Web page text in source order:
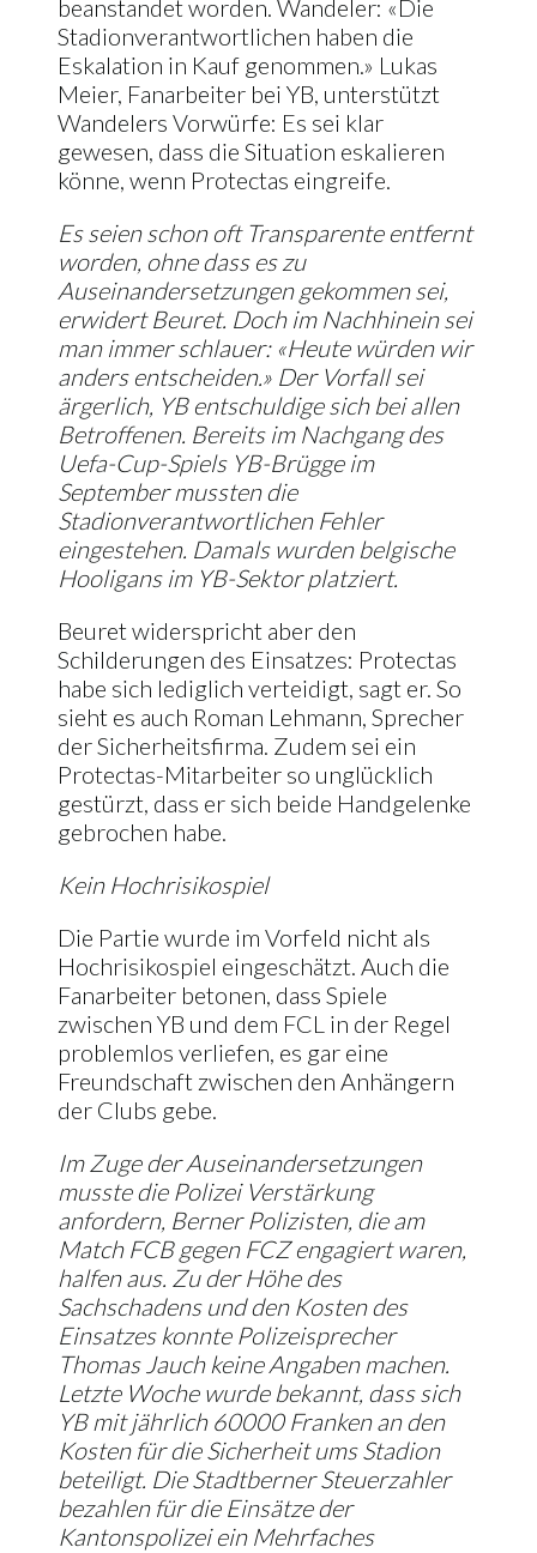
beanstandet worden. Wandeler: «Die
Stadionverantwortlichen haben die
Eskalation in Kauf genommen.» Lukas
Meier, Fanarbeiter bei YB, unterstützt
Wandelers Vorwürfe: Es sei klar
gewesen, dass die Situation eskalieren
könne, wenn Protectas eingreife.
Es seien schon oft Transparente entfernt
worden, ohne dass es zu
Auseinandersetzungen gekommen sei,
erwidert Beuret. Doch im Nachhinein sei
man immer schlauer: «Heute würden wir
anders entscheiden.» Der Vorfall sei
ärgerlich, YB entschuldige sich bei allen
Betroffenen. Bereits im Nachgang des
Uefa-Cup-Spiels YB-Brügge im
September mussten die
Stadionverantwortlichen Fehler
eingestehen. Damals wurden belgische
Hooligans im YB-Sektor platziert.
Beuret widerspricht aber den
Schilderungen des Einsatzes: Protectas
habe sich lediglich verteidigt, sagt er. So
sieht es auch Roman Lehmann, Sprecher
der Sicherheitsfirma. Zudem sei ein
Protectas-Mitarbeiter so unglücklich
gestürzt, dass er sich beide Handgelenke
gebrochen habe.
Kein Hochrisikospiel
Die Partie wurde im Vorfeld nicht als
Hochrisikospiel eingeschätzt. Auch die
Fanarbeiter betonen, dass Spiele
zwischen YB und dem FCL in der Regel
problemlos verliefen, es gar eine
Freundschaft zwischen den Anhängern
der Clubs gebe.
Im Zuge der Auseinandersetzungen
musste die Polizei Verstärkung
anfordern, Berner Polizisten, die am
Match FCB gegen FCZ engagiert waren,
halfen aus. Zu der Höhe des
Sachschadens und den Kosten des
Einsatzes konnte Polizeisprecher
Thomas Jauch keine Angaben machen.
Letzte Woche wurde bekannt, dass sich
YB mit jährlich 60000 Franken an den
Kosten für die Sicherheit ums Stadion
beteiligt. Die Stadtberner Steuerzahler
bezahlen für die Einsätze der
Kantonspolizei ein Mehrfaches